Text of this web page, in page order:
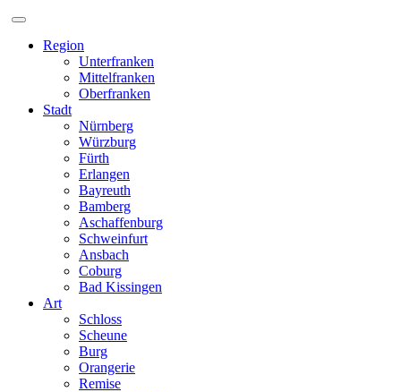
Zum
Region
Unterfranken
Mittelfranken
Oberfranken
Stadt
Nürnberg
Würzburg
Fürth
Erlangen
Bayreuth
Bamberg
Aschaffenburg
Schweinfurt
Ansbach
Coburg
Bad Kissingen
Art
Schloss
Scheune
Burg
Orangerie
Remise